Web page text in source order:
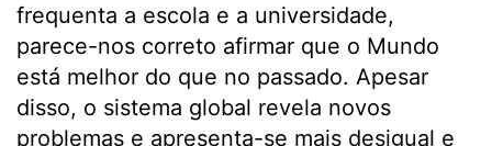
frequenta a escola e a universidade,
parece-nos correto afirmar que o Mundo
está melhor do que no passado. Apesar
disso, o sistema global revela novos
problemas e apresenta-se mais desigual e